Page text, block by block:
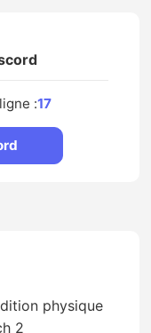
:17
physique
2